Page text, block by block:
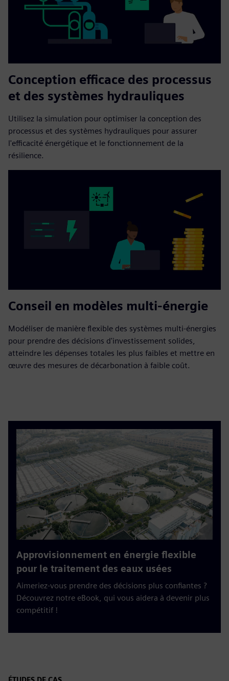
Conception efficace des processus
et des systèmes hydrauliques
Utilisez la simulation pour optimiser la conception des
processus et des systèmes hydrauliques pour assurer
l'efficacité énergétique et le fonctionnement de la
résilience.
Conseil en modèles multi-énergie
Modéliser de manière flexible des systèmes multi-énergies
pour prendre des décisions d'investissement solides,
atteindre les dépenses totales les plus faibles et mettre en
œuvre des mesures de décarbonation à faible coût.
Approvisionnement en énergie flexible
pour le traitement des eaux usées
Aimeriez-vous prendre des décisions plus confiantes ?
Découvrez notre eBook, qui vous aidera à devenir plus
compétitif !